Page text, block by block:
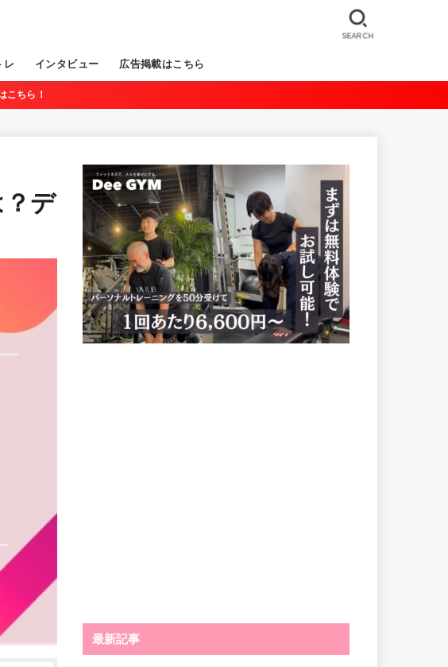
レ インタビュー 広告掲載はこちら
SEARCH
こちら！
？デ
最新記事